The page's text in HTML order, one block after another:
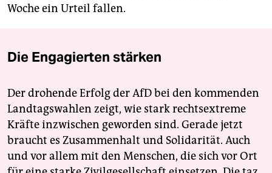
Woche ein Urteil fallen.
Die Engagierten stärken
Der drohende Erfolg der AfD bei den kommenden
Landtagswahlen zeigt, wie stark rechtsextreme
Kräfte inzwischen geworden sind. Gerade jetzt
braucht es Zusammenhalt und Solidarität. Auch
und vor allem mit den Menschen, die sich vor Ort